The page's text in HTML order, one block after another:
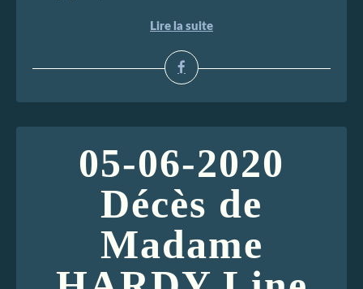
Lire la suite
05-06-2020
Décès de
Madame